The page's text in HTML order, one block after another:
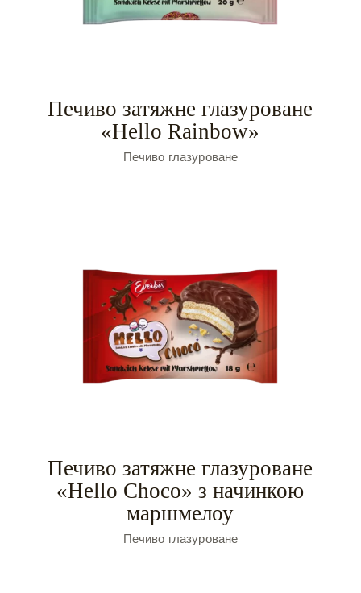
Печиво затяжне глазуроване
«Hello Rainbow»
Печиво глазуроване
Печиво затяжне глазуроване
«Hello Choco» з начинкою
маршмелоу
Печиво глазуроване